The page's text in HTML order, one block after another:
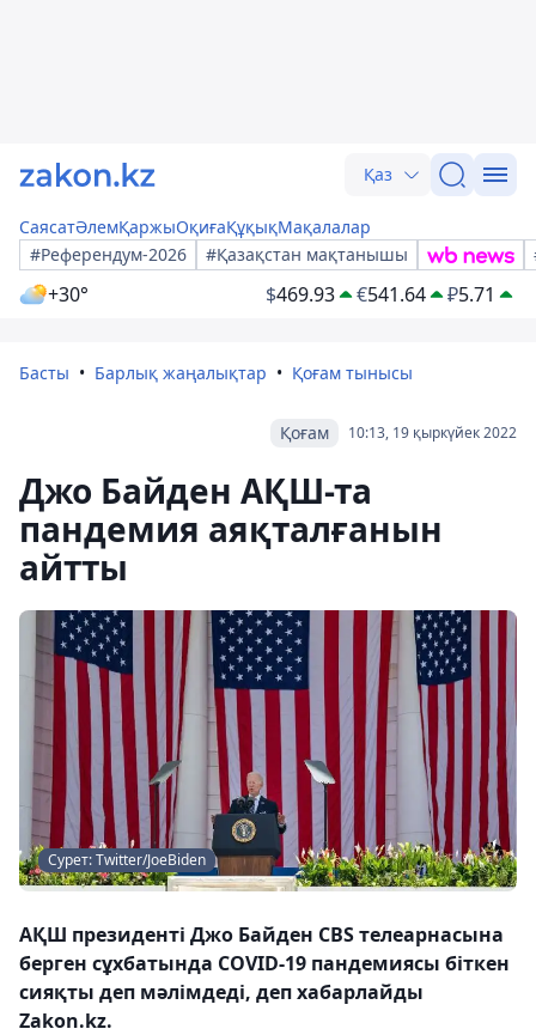
Қаз
СаясатӘлемҚаржыОқиғаҚұқықМақалалар
#Референдум-2026
#Қазақстан мақтанышы
+30° $469.93 €541.64 ₽5.71
Басты Барлық жаңалықтар Қоғам тынысы
10:13, 19 қыркүйек 2022
Қоғам
Джо Байден АҚШ-та
пандемия аяқталғанын
айтты
Сурет: Twitter/JoeBiden
АҚШ президенті Джо Байден CBS телеарнасына
берген сұхбатында COVID-19 пандемиясы біткен
сияқты деп мәлімдеді, деп хабарлайды
Zakon.kz.